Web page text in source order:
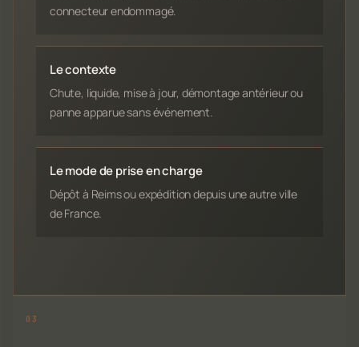
connecteur endommagé.
Le contexte
Chute, liquide, mise à jour, démontage antérieur ou
panne apparue sans événement.
Le mode de prise en charge
Dépôt à Reims ou expédition depuis une autre ville
de France.